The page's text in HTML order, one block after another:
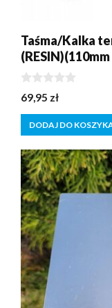
Taśma/Kalka
0
z
5
69,95 zł
DODAJ DO